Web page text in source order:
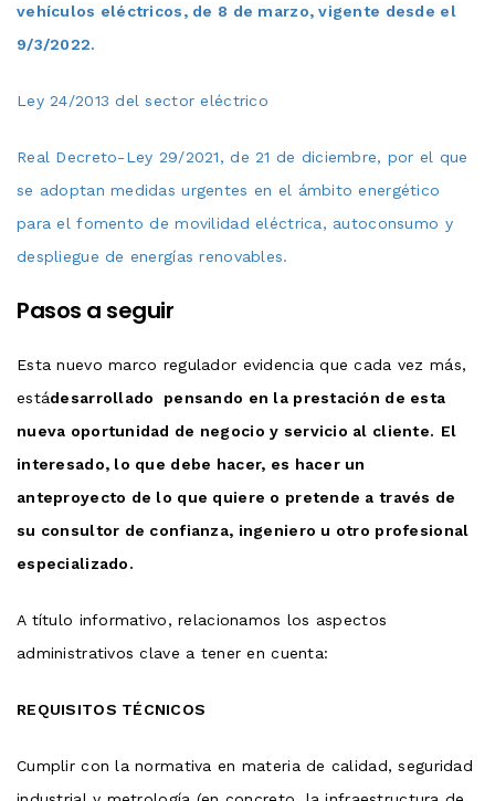
vehículos eléctricos, de 8 de marzo, vigente desde el
9/3/2022.
Ley 24/2013 del sector eléctrico
Real Decreto-Ley 29/2021, de 21 de diciembre, por el que
se adoptan medidas urgentes en el ámbito energético
para el fomento de movilidad eléctrica, autoconsumo y
despliegue de energías renovables.
Pasos a seguir
Esta nuevo marco regulador evidencia que cada vez más,
estádesarrollado pensando en la prestación de esta
nueva oportunidad de negocio y servicio al cliente. El
interesado, lo que debe hacer, es hacer un
anteproyecto de lo que quiere o pretende a través de
su consultor de confianza, ingeniero u otro profesional
especializado.
A título informativo, relacionamos los aspectos
administrativos clave a tener en cuenta:
REQUISITOS TÉCNICOS
Cumplir con la normativa en materia de calidad, seguridad